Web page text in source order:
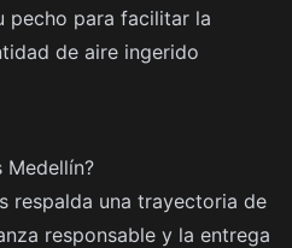
pecho para facilitar la
de aire ingerido
Medellín?
respalda una trayectoria de
responsable y la entrega